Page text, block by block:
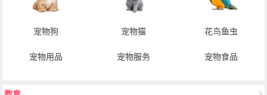
宠物狗 宠物猫 花鸟鱼虫
宠物用品 宠物服务 宠物食品